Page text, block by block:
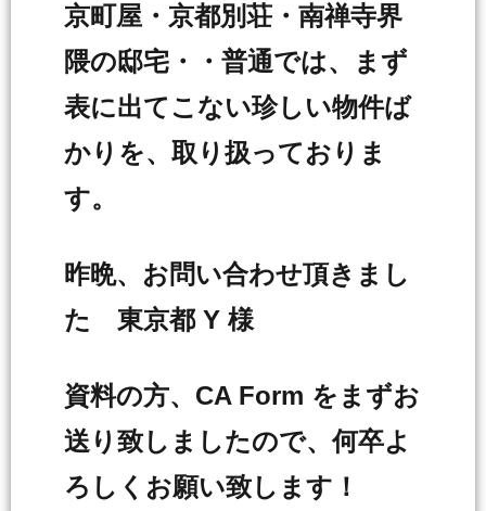
京町屋・京都別荘・南禅寺界
隈の邸宅・・普通では、まず
表に出てこない珍しい物件ば
かりを、取り扱っておりま
す。
昨晩、お問い合わせ頂きまし
た 東京都 Y 様
資料の方、CA Form をまずお
送り致しましたので、何卒よ
ろしくお願い致します！